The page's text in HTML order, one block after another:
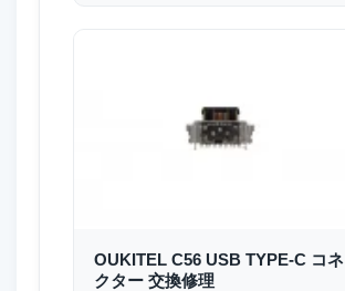
OUKITEL C56 USB TYPE-C コネ
クター 交換修理